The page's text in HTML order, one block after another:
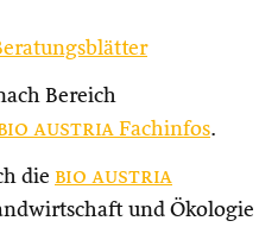
Bereich
austria Fachinfos.
die bio austria
und Ökologie